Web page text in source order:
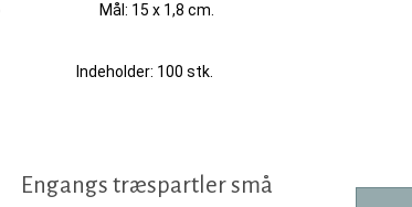
Mål: 15 x 1,8 cm.
Indeholder: 100 stk.
Engangs træspartler små